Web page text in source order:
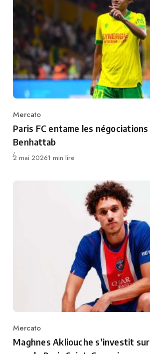
Category
Mercato
Paris FC entame les négociations
Benhattab
Publié
2 mai 20261 min lire
Category
Mercato
Maghnes Akliouche s’investit